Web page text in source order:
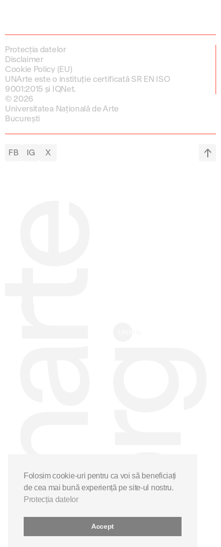
Protecția datelor
Disclaimer
Cookie Policy (EU)
UNArte este o instituție certificată SR EN ISO
9001:2015 și IQNet.
© 2026
Universitatea Națională de Arte
București
FB IG X
Folosim cookie-uri pentru ca voi să beneficiați
de cea mai bună experiență pe site-ul nostru.
Protecția datelor
Accept